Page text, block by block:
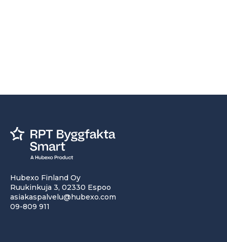
Hubexo Finland Oy
Ruukinkuja 3, 02330 Espoo
asiakaspalvelu@hubexo.com
09-809 911